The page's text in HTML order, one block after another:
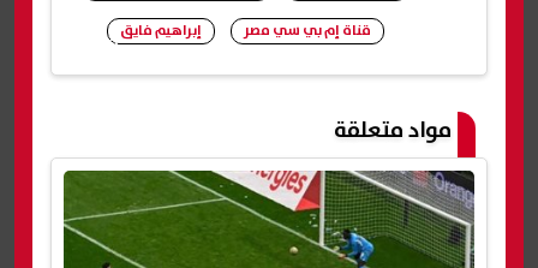
شارك
قناة إم بي سي مصر
إبراهيم فايق
مواد متعلقة